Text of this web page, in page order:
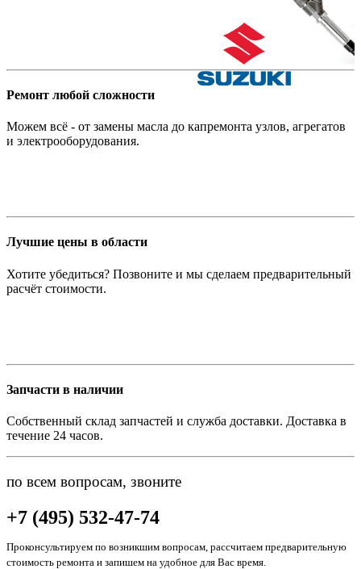
Ремонт любой сложности
Можем всё - от замены масла до капремонта узлов, агрегатов
и электрооборудования.
Лучшие цены в области
Хотите убедиться? Позвоните и мы сделаем предварительный
расчёт стоимости.
Запчасти в наличии
Собственный склад запчастей и служба доставки. Доставка в
течение 24 часов.
по всем вопросам, звоните
+7 (495) 532-47-74
Проконсультируем по возникшим вопросам, рассчитаем предварительную
стоимость ремонта и запишем на удобное для Вас время.